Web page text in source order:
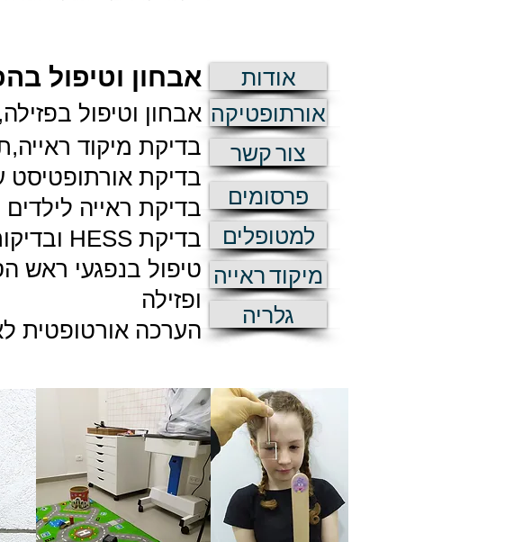
אבחון וטיפול
אבחון וטיפול
בדיקת מיקוד
בדיקת אורתופטיסט
בדיקת ראייה לילדים
בדיקת HESS ובדיקות עזר עבור אבחון נוירואופטלמולוגי
טיפול בנפגעי ראש
ופזילה
הערכה אורטופטית
אודות
אורתופטיקה
צור קשר
פרסומים
למטופלים
מיקוד ראייה
גלריה